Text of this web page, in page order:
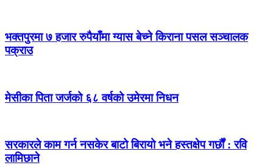
भक्तपुरमा ७ हजार रुपैयाँमा ग्यास बेच्ने किराना पसल सञ्चालक
पक्राउ
मेसीका पिता जर्जको ६८ वर्षको उमेरमा निधन
सरकारले काम गर्न नसकेर बाटो बिरायो भने हस्तक्षेप गर्छौं : रवि
लामिछाने